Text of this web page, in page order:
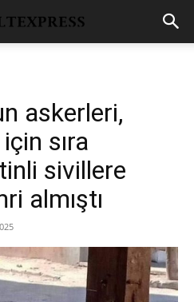
askerleri,
sıra
sivillere
almıştı